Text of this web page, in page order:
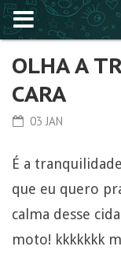
OLHA A
CARA
03 JAN
É a
que eu quero
calma desse
moto! kkkkkkk